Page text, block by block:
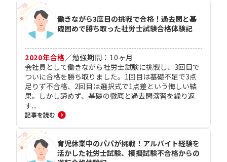
働きながら3度目の挑戦で合格！過去問と基
礎固めで勝ち取った社労士試験合格体験記
2020年合格／勉強期間： 10 ヶ月
会社員として働きながら社労士試験に挑戦し、3回目で
ついに合格を勝ち取りました。1回目は基礎不足で3点
足りず不合格、2回目は選択式で1点差という悔しい結
果。しかし諦めず、基礎の徹底と過去問演習を繰り返
す...
記事を読む
育児休業中のパパが挑戦！アルバイト経験を
活かした社労士試験、模擬試験不合格からの